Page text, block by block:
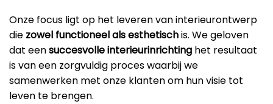
Onze focus ligt op het leveren van interieurontwerp
die zowel functioneel als esthetischis. We geloven
dat eensuccesvolle interieurinrichting het resultaat
is van een zorgvuldig proces waarbij we
samenwerken met onze klanten om hun visie tot
leven te brengen.